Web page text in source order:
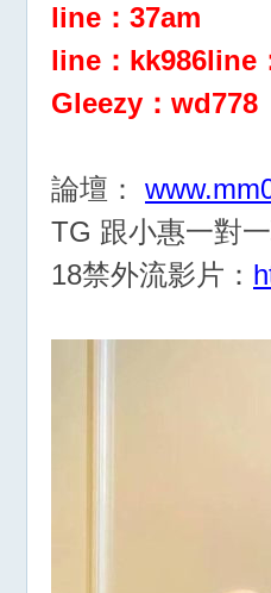
line：37am
line：kk986line
Gleezy：wd778
論壇：
TG 跟小惠一對
18禁外流影片：